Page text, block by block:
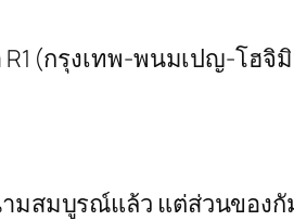
(กรุงเทพ-พนมเปญ-โฮ
มสมบูรณ์แล้ว แต่ส่วนของ